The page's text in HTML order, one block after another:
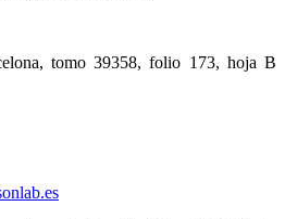
tomo 39358, folio 173, hoja B